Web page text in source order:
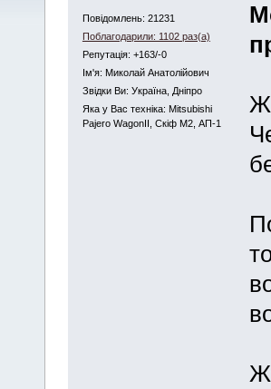
Повідомлень: 21231
Поблагодарили: 1102 раз(а)
Репутація: +163/-0
Iм'я: Миколай Анатолійович
Звідки Ви: Україна, Дніпро
Яка у Вас техніка: Mitsubishi
Pajero WagonII, Скіф М2, АП-1